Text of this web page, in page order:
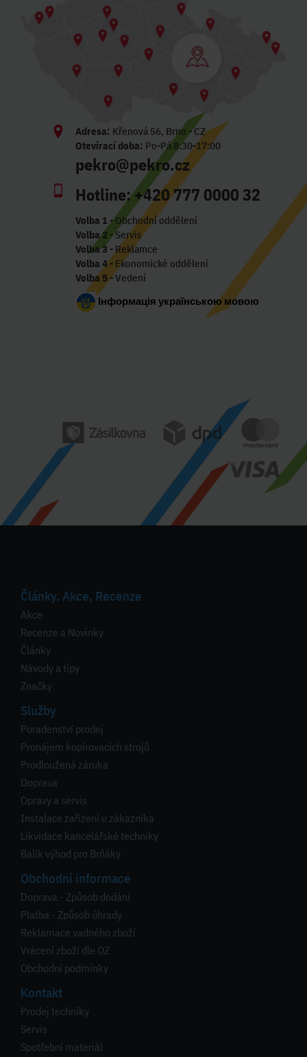
Adresa: Křenová 56, Brno - CZ
Otevírací doba: Po-Pá 8:30-17:00
pekro@pekro.cz
Hotline:+420 777 0000 32
Volba 1- Obchodní oddělení
Volba 2 - Servis
Volba 3 - Reklamce
Volba 4- Ekonomické oddělení
Volba 5- Vedení
Інформація українською мовою
Články, Akce, Recenze
Akce
Recenze a Novinky
Články
Návody a tipy
Značky
Služby
Poradenství prodej
Pronájem kopírovacích strojů
Prodloužená záruka
Doprava
Opravy a servis
Instalace zařízení u zákazníka
Likvidace kancelářské techniky
Balík výhod pro Brňáky
Obchodní informace
Doprava - Způsob dodání
Platba - Způsob úhrady
Reklamace vadného zboží
Vrácení zboží dle OZ
Obchodní podmínky
Kontakt
Prodej techniky
Servis
Spotřební materiál